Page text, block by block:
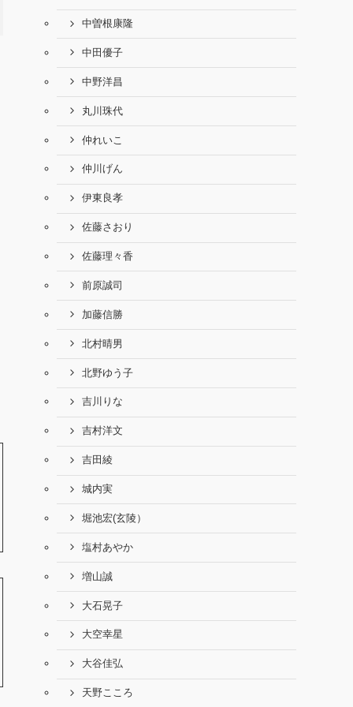
中曽根康隆
中田優子
中野洋昌
丸川珠代
仲れいこ
仲川げん
伊東良孝
佐藤さおり
佐藤理々香
前原誠司
加藤信勝
北村晴男
北野ゆう子
吉川りな
吉村洋文
吉田綾
城内実
堀池宏(玄陵）
塩村あやか
増山誠
大石晃子
大空幸星
大谷佳弘
天野こころ